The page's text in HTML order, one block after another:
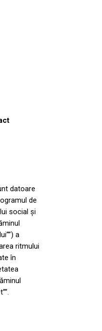
datoare
de
social şi
a
ritmului
în